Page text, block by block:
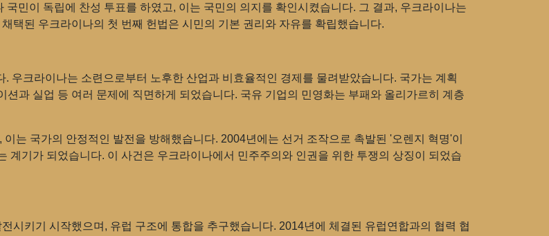
민이 독립에 찬성 투표를 하였고, 이는 국민의 의지를 확인시켰습니다. 그 결과, 우크라이나는
택된 우크라이나의 첫 번째 헌법은 시민의 기본 권리와 자유를 확립했습니다.
우크라이나는 소련으로부터 노후한 산업과 비효율적인 경제를 물려받았습니다. 국가는 계획
과 실업 등 여러 문제에 직면하게 되었습니다. 국유 기업의 민영화는 부패와 올리가르히 계층
는 국가의 안정적인 발전을 방해했습니다. 2004년에는 선거 조작으로 촉발된 '오렌지 혁명'이
계기가 되었습니다. 이 사건은 우크라이나에서 민주주의와 인권을 위한 투쟁의 상징이 되었습
시키기 시작했으며, 유럽 구조에 통합을 추구했습니다. 2014년에 체결된 유럽연합과의 협력 협